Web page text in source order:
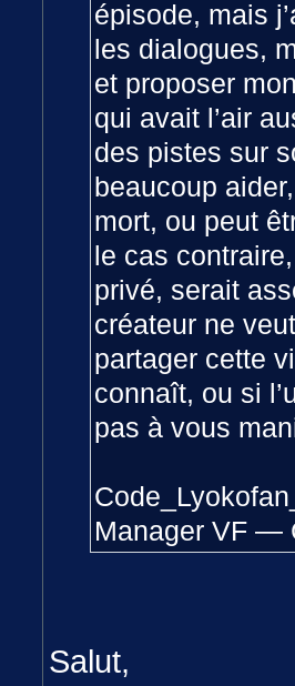
épisode, mais
les dialogues,
et proposer
qui avait l’air
des pistes sur
beaucoup
mort, ou peut
le cas
privé, serait
créateur ne
partager cette
connaît, ou si
pas à vous
Manager VF —
Salut,